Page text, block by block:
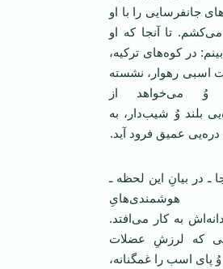
جانفرسایی را با او
تا آنجا که او
در کوه‌های ترکیه،
اسبی رهوار، نشسته
وُ می‌خواهد از
بلند وُ شیب‌دار، به
عمیق فرود آید.
ـ در بیانِ این لحظه ـ
هوشمندی‌هایِ
به کار می‌افتد.
که لرزشِ عضلات
اسب را غمگنانه،